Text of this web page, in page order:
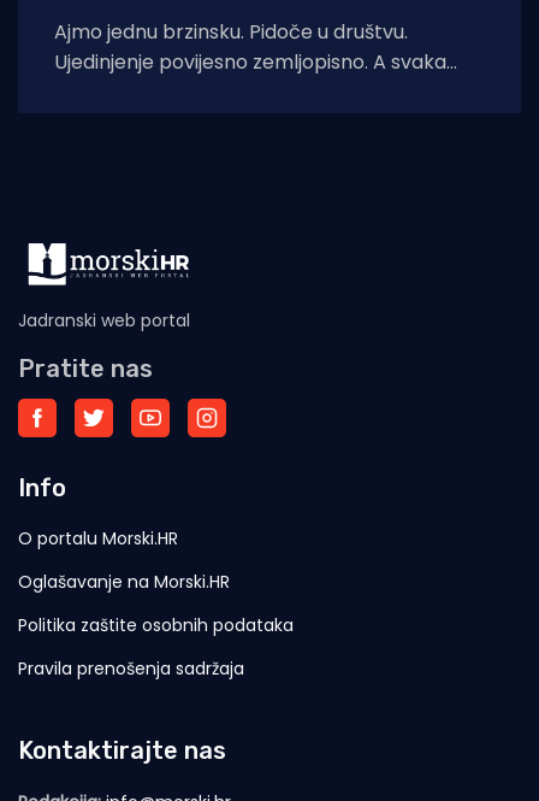
Ajmo jednu brzinsku. Pidoče u društvu.
Ujedinjenje povijesno zemljopisno. A svaka
Jadranski web portal
Pratite nas
Info
O portalu Morski.HR
Oglašavanje na Morski.HR
Politika zaštite osobnih podataka
Pravila prenošenja sadržaja
Kontaktirajte nas